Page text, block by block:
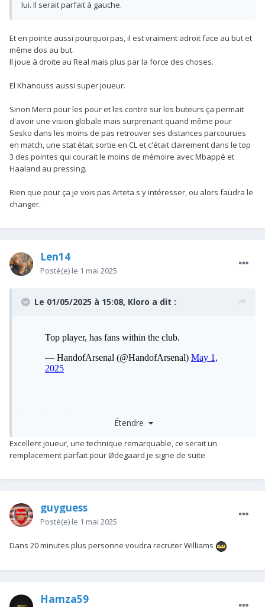
lui. Il serait parfait à gauche.
Et en pointe aussi pourquoi pas, il est vraiment adroit face au but et
même dos au but.
Il joue à droite au Real mais plus par la force des choses.
El Khanouss aussi super joueur.
Sinon Merci pour les pour et les contre sur les buteurs ça permait
d'avoir une vision globale mais surprenant quand même pour
Sesko dans les moins de pas retrouver ses distances parcourues
en match, une stat était sortie en CL et c'était clairement dans le top
3 des pointes qui courait le moins de mémoire avec Mbappé et
Haaland au pressing.
Rien que pour ça je vois pas Arteta s'y intéresser, ou alors faudra le
changer.
Len14
Posté(e) le 1 mai 2025
Le 01/05/2025 à 15:08, Kloro a dit :
Étendre
Excellent joueur, une technique remarquable, ce serait un
remplacement parfait pour Ødegaard je signe de suite
guyguess
Posté(e) le 1 mai 2025
Dans 20 minutes plus personne voudra recruter Williams
Hamza59